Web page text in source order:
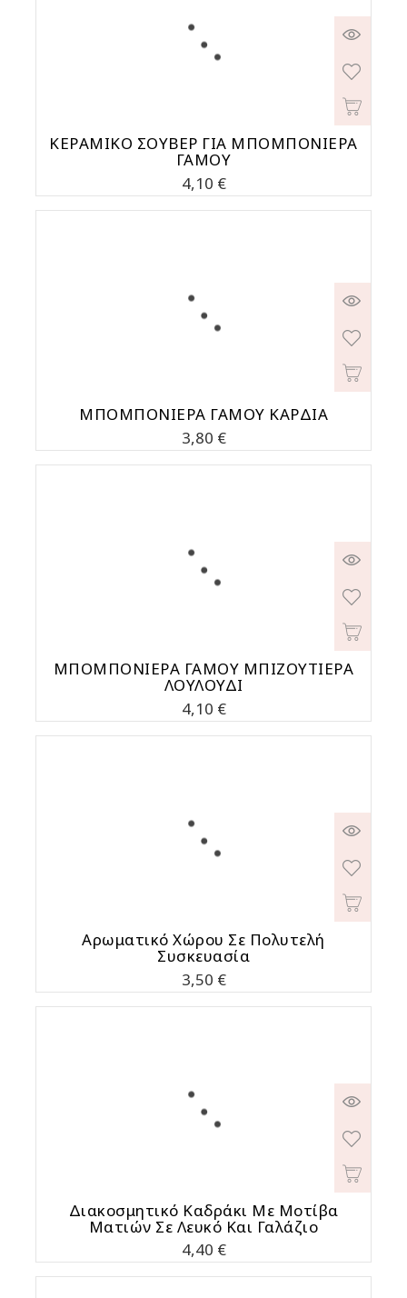
ΚΕΡΑΜΙΚΟ ΣΟΥΒΕΡ ΓΙΑ ΜΠΟΜΠΟΝΙΕΡΑ
ΓΑΜΟΥ
Τιμή
4,10 €
ΜΠΟΜΠΟΝΙΕΡΑ ΓΑΜΟΥ ΚΑΡΔΙΑ
Τιμή
3,80 €
ΜΠΟΜΠΟΝΙΕΡΑ ΓΑΜΟΥ ΜΠΙΖΟΥΤΙΕΡΑ
ΛΟΥΛΟΥΔΙ
Τιμή
4,10 €
Αρωματικό Χώρου Σε Πολυτελή
Συσκευασία
Τιμή
3,50 €
Διακοσμητικό Καδράκι Με Μοτίβα
Ματιών Σε Λευκό Και Γαλάζιο
Τιμή
4,40 €